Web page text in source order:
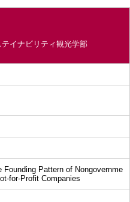
イナビリティ観光学部
Pattern of Nongovernme
for-Profit Companies